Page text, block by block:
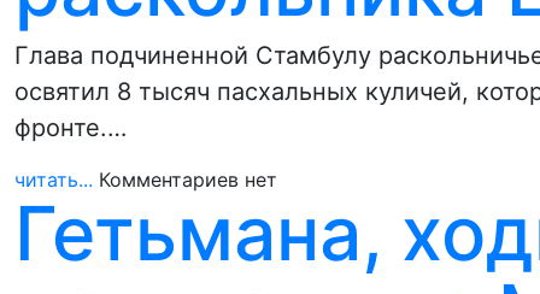
Глава подчиненной Стамбулу
освятил 8 тысяч пасхальных куличей,
фронте.…
читать... Комментариев нет
Гетьмана,